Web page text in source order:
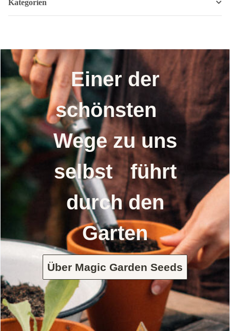
Kategorien
Einer der
schönsten
Wege zu uns
selbst führt
durch den
Garten
Über Magic Garden Seeds